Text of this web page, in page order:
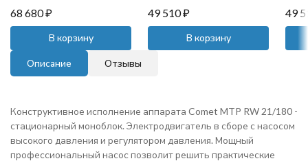
15л/мин)
68 680₽
В корзину
13л/мин)
49 510₽
В корзину
49
Описание Отзывы
Конструктивное исполнение аппарата Comet MTP RW 21/180 -
стационарный моноблок. Электродвигатель в сборе с насосом
высокого давления и регулятором давления. Мощный
профессиональный насос позволит решить практические